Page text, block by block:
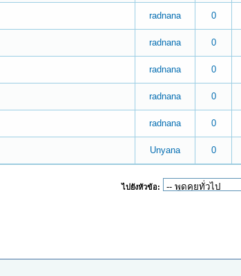
radnana 0
radnana 0
radnana 0
radnana 0
radnana 0
Unyana 0
ไปยังหัวข้อ: